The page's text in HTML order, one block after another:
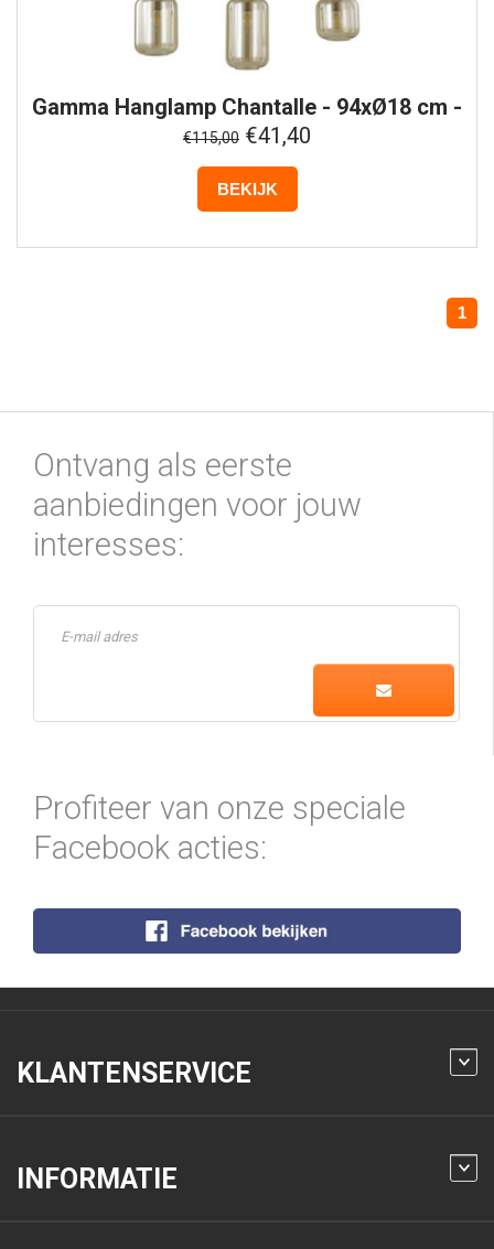
Gamma Hanglamp Chantalle - 94xØ18 cm -
Messing
€115,00 €41,40
BEKIJK
1
Ontvang als eerste
aanbiedingen voor jouw
interesses:
Profiteer van onze speciale
Facebook acties:
KLANTENSERVICE
INFORMATIE